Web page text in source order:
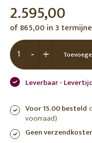
2.595,00
of 865,00 in 3
+
-
Leverbaar -
Voor 15.00 besteld
voorraad)
Geen